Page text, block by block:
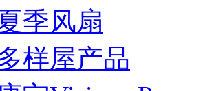
季风扇
样屋产品